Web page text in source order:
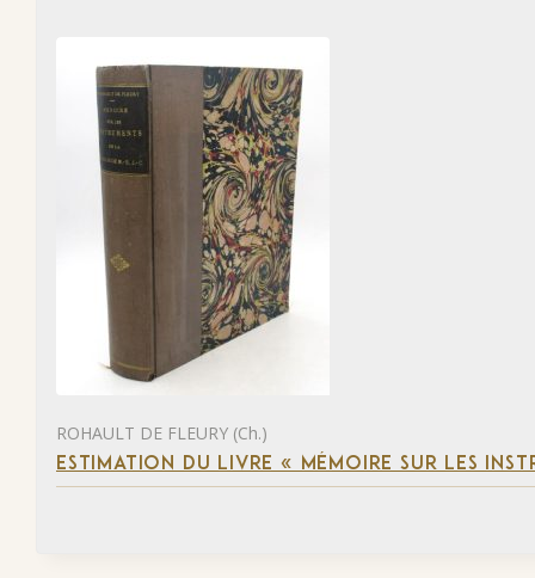
ROHAULT DE FLEURY (Ch.)
ESTIMATION DU LIVRE « MÉMOIRE SUR LES